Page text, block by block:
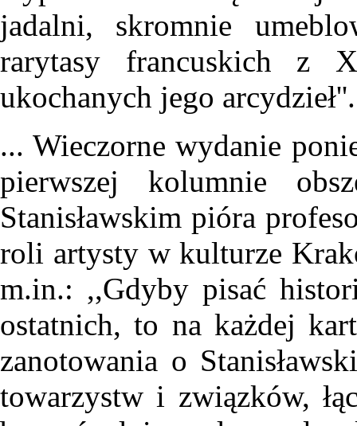
jadalni, skromnie
rarytasy francuskich z
ukochanych jego arcydzieł''.
... Wieczorne wydanie
pierwszej kolumnie
Stanisławskim pióra
roli artysty w kulturze
m.in.: ,,Gdyby pisać
ostatnich, to na każdej
zanotowania o
towarzystw i związków,